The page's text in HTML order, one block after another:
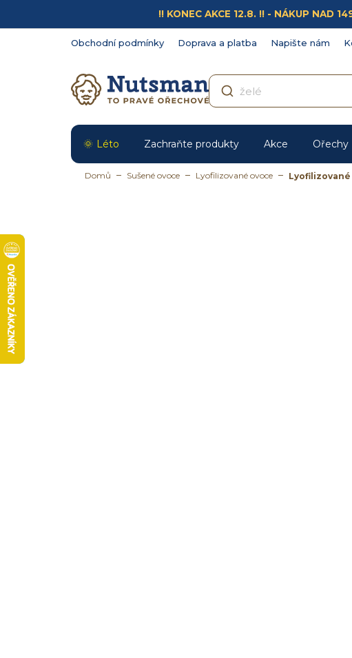
obsah
!! KONEC AKCE 12.8. !! - NÁKUP NAD
Obchodní podmínky Doprava a platba Napište nám
Léto Zachraňte produkty Akce Ořechy
Domů Sušené ovoce Lyofilizované ovoce